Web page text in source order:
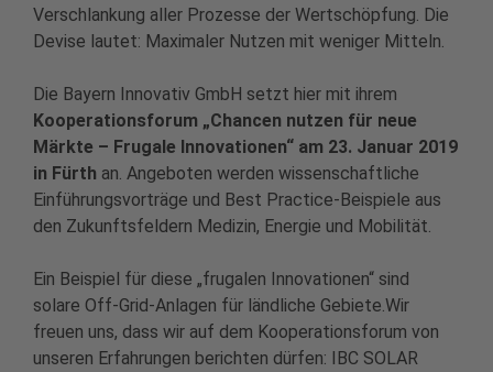
Verschlankung aller Prozesse der Wertschöpfung. Die
Devise lautet: Maximaler Nutzen mit weniger Mitteln.
Die Bayern Innovativ GmbH setzt hier mit ihrem
Kooperationsforum „Chancen nutzen für neue
Märkte – Frugale Innovationen“ am 23. Januar 2019
in Fürth an. Angeboten werden wissenschaftliche
Einführungsvorträge und Best Practice-Beispiele aus
den Zukunftsfeldern Medizin, Energie und Mobilität.
Ein Beispiel für diese „frugalen Innovationen“ sind
solare Off-Grid-Anlagen für ländliche Gebiete.Wir
freuen uns, dass wir auf dem Kooperationsforum von
unseren Erfahrungen berichten dürfen: IBC SOLAR